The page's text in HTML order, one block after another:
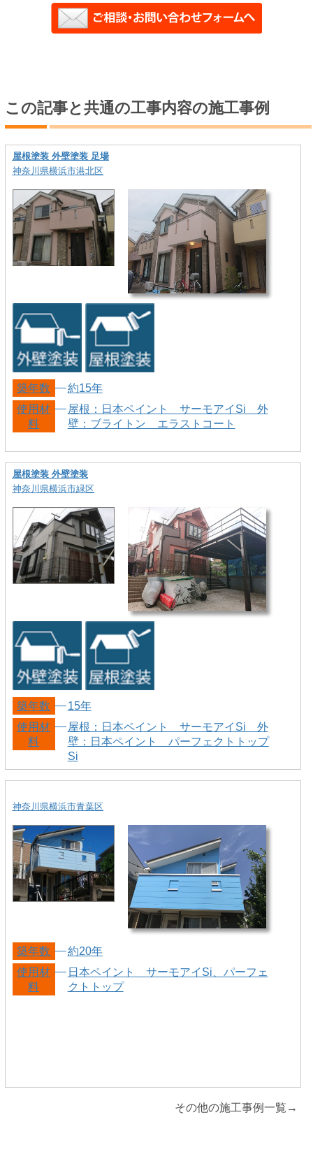
この記事と共通の工事内容の施工事例
屋根塗装 外壁塗装 足場
神奈川県横浜市港北区
築年数
約15年
使用材
料
屋根：日本ペイント サーモアイSi 外
壁：ブライトン エラストコート
屋根塗装 外壁塗装
神奈川県横浜市緑区
築年数
15年
使用材
料
屋根：日本ペイント サーモアイSi 外
壁：日本ペイント パーフェクトトップ
Si
神奈川県横浜市青葉区
築年数
約20年
使用材
料
日本ペイント サーモアイSi、パーフェ
クトトップ
その他の施工事例一覧→